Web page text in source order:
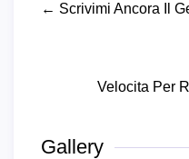
← Scrivimi Ancora Il
Velocita Per
Gallery